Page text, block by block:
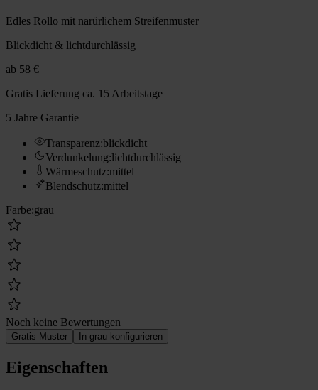
Edles Rollo mit narürlichem Streifenmuster
Blickdicht & lichtdurchlässig
ab 58 €
Gratis Lieferung ca. 15 Arbeitstage
5 Jahre Garantie
Transparenz:blickdicht
Verdunkelung:lichtdurchlässig
Wärmeschutz:mittel
Blendschutz:mittel
Farbe:grau
Noch keine Bewertungen
Gratis Muster In grau konfigurieren
Eigenschaften